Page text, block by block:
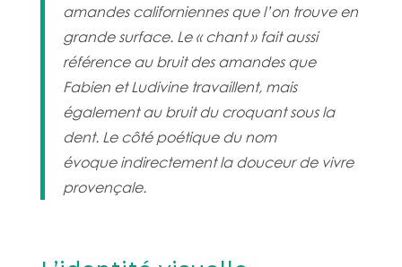
amandes californiennes que l’on trouve en
grande surface. Le « chant » fait aussi
référence au bruit des amandes que
Fabien et Ludivine travaillent, mais
également au bruit du croquant sous la
dent. Le côté poétique du nom
évoque indirectement la douceur de vivre
provençale.